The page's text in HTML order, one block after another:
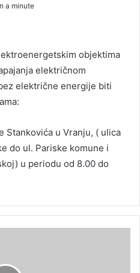
a minute
objektima
električnom
električne energije biti
Stankovića u Vranju, ( ulica
do ul. Pariske komune i
u periodu od 8.00 do